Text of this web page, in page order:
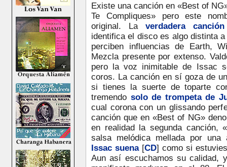
Existe una canción en «Best of
Te Compliques» pero este
original. La verdadera canción
identifica el disco es algo distinta
perciben influencias de Earth,
Mezcla presente por extenso.
pero la voz inimitable de Issac
coros. La canción en sí goza de
si tienes la suerte de toparte
tremendo solo de trompeta de
cual corona con un glissando
canción que en «Best of NG»
en realidad la segunda canción,
salsa melódica mellada por una
Issac suena[CD] como si
Aun así escuchamos su calidad,